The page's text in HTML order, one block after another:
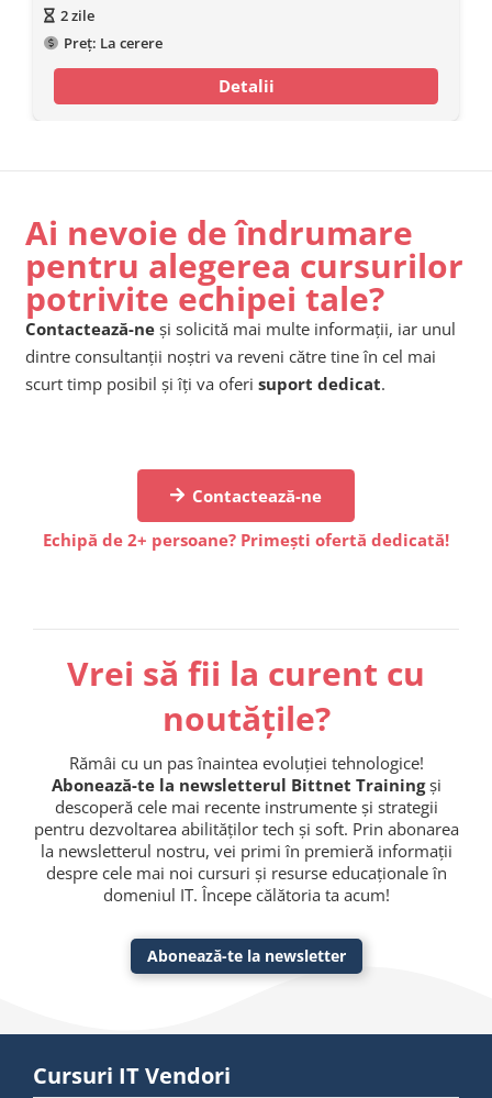
2zile
Preț: La cerere
Detalii
Ai nevoie de îndrumare
pentru alegerea cursurilor
potrivite echipei tale?
Contactează-ne și solicită mai multe informații, iar unul
dintre consultanții noștri va reveni către tine în cel mai
scurt timp posibil și îți va oferi suport dedicat.
Contactează-ne
Echipă de 2+ persoane? Primești ofertă dedicată!
Vrei să fii la curent cu
noutățile?
Rămâi cu un pas înaintea evoluției tehnologice!
Abonează-te la newsletterul Bittnet Trainingși
descoperă cele mai recente instrumente și strategii
pentru dezvoltarea abilităților tech și soft. Prin abonarea
la newsletterul nostru, vei primi în premieră informații
despre cele mai noi cursuri și resurse educaționale în
domeniul IT. Începe călătoria ta acum!
Abonează-te la newsletter
Cursuri IT Vendori